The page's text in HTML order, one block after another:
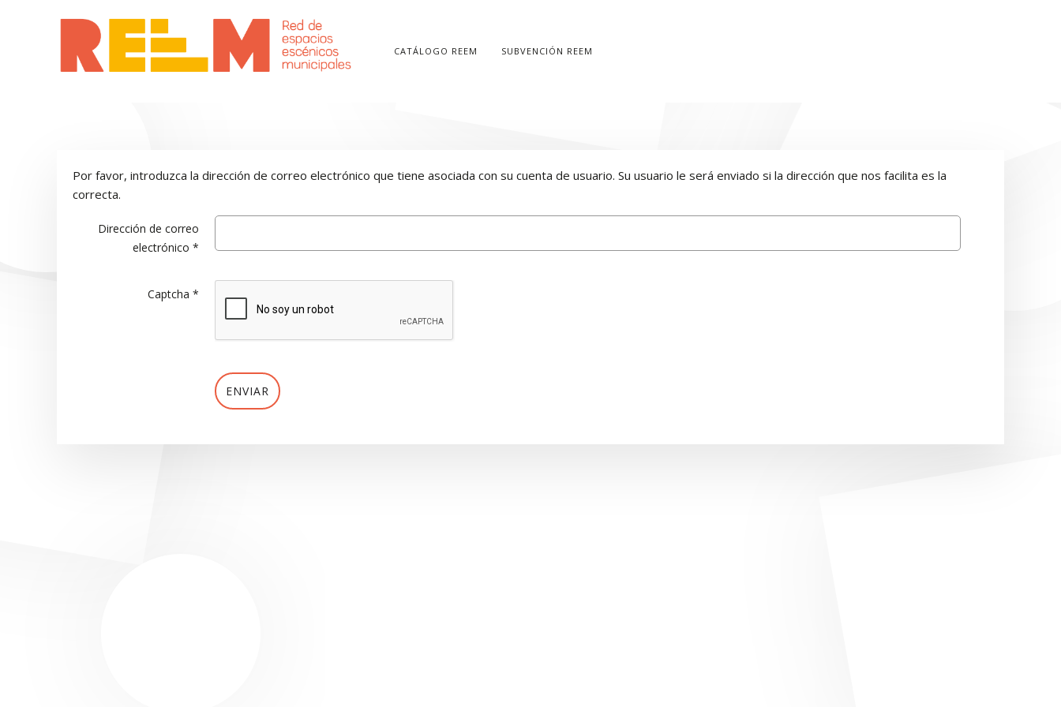
CATÁLOGO REEM SUBVENCIÓN REEM
Por favor, introduzca la dirección de correo electrónico que tiene asociada con su cuenta de usuario. Su usuario le será enviado si la dirección que nos facilita es la
correcta.
Dirección de correo
electrónico *
Captcha *
ENVIAR